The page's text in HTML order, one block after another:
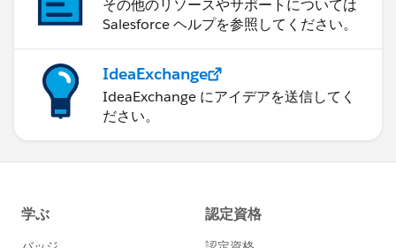
その他のリソースやサポートについては
Salesforce ヘルプを参照してください。
IdeaExchange
IdeaExchange にアイデアを送信してく
ださい。